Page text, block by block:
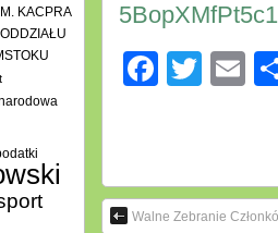
Walne Zebranie
KACPRA